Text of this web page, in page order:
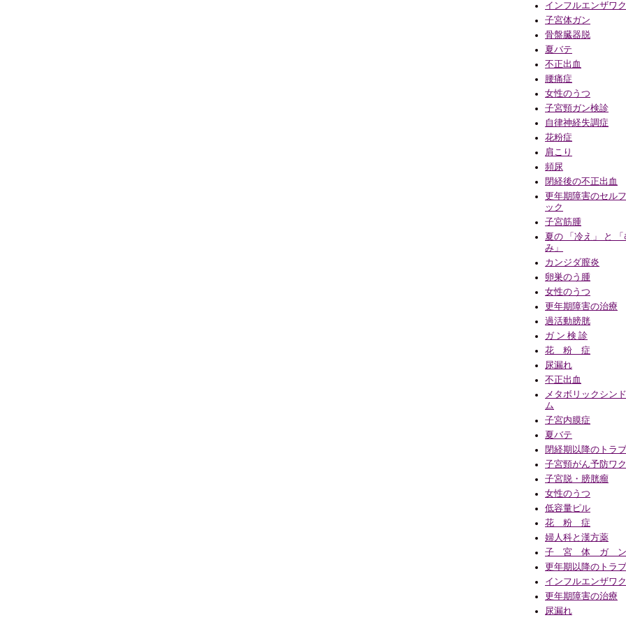
インフルエンザワ
子宮体ガン
骨盤臓器脱
夏バテ
不正出血
腰痛症
女性のうつ
子宮頸ガン検診
自律神経失調症
花粉症
肩こり
頻尿
閉経後の不正出血
更年期障害のセル
ック
子宮筋腫
夏の 「冷え」 と 「
み」
カンジダ膣炎
卵巣のう腫
女性のうつ
更年期障害の治療
過活動膀胱
ガ ン 検 診
花 粉 症
尿漏れ
不正出血
メタボリックシン
ム
子宮内膜症
夏バテ
閉経期以降のトラ
子宮頸がん予防ワ
子宮脱・膀胱瘤
女性のうつ
低容量ピル
花 粉 症
婦人科と漢方薬
子 宮 体 ガ ン
更年期以降のトラ
インフルエンザワ
更年期障害の治療
尿漏れ